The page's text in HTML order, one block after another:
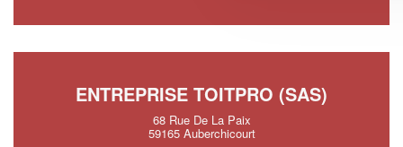
ENTREPRISE TOITPRO (SAS)
68 Rue De La Paix
59165 Auberchicourt